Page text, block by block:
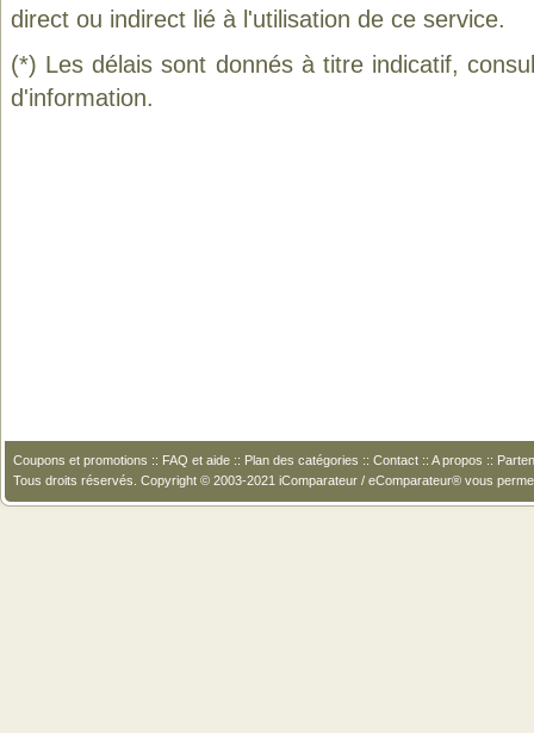
direct ou indirect lié à l'utilisation de ce service.
(*) Les délais sont donnés à titre indicatif,
d'information.
Coupons et promotions :: FAQ et aide :: Plan des catégories :: Contact :: A propos ::
Tous droits réservés. Copyright © 2003-2021 iComparateur / eComparateur® vous